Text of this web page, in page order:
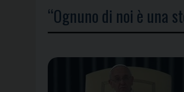
“Ognuno di noi è una